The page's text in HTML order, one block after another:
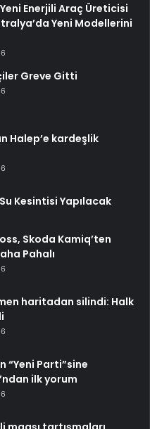
Enerjili Araç Üreticisi
Yeni Modellerini
Greve Gitti
Halep’e kardeşlik
Kesintisi Yapılacak
Skoda Kamiq’ten
Pahalı
haritadan silindi: Halk
“Yeni Parti”sine
ilk yorum